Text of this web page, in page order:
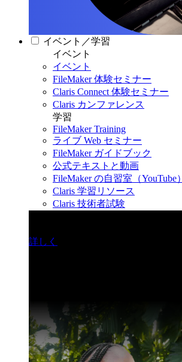
イベント／学習
イベント
イベント
FileMaker 体験セミナー
Claris Connect 体験セミナー
Claris カンファレンス
学習
FileMaker Training
ライブ Web セミナー
FileMaker ガイドブック
公式テキストと動画
FileMaker の自習室（YouTube）
Claris 学習リソース
Claris 技術者試験
詳しく